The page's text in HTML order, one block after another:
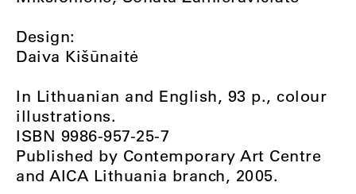
Design:
Daiva Kišūnaitė
In Lithuanian and English, 93 p., colour
illustrations.
ISBN 9986-957-25-7
Published by Contemporary Art Centre
and AICA Lithuania branch, 2005.